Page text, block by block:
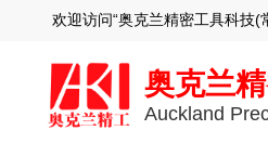
奥克兰
Auckland
欢迎访问“奥克兰精密工具科技(